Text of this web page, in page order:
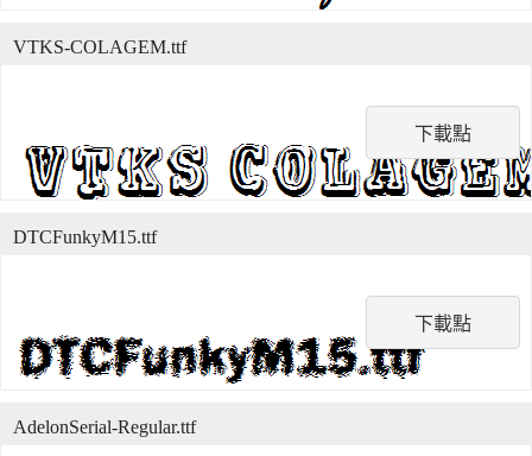
下載點
VTKS-COLAGEM.ttf
下載點
DTCFunkyM15.ttf
AdelonSerial-Regular.ttf